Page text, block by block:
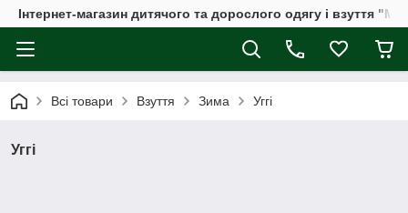
Інтернет-магазин дитячого та дорослого одягу і взуття
Всі товари Взуття Зима Уггі
Уггі